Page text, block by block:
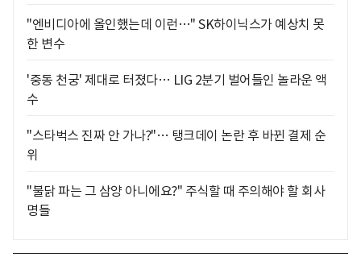
"엔비디아에 올인했는데 이런…" SK하이닉스가 예상치 못
한 변수
'중동 천궁' 제대로 터졌다… LIG 2분기 벌어들인 놀라운 액
수
"스타벅스 진짜 안 가나?"… 탱크데이 논란 후 바뀐 결제 순
위
"불닭 파는 그 삼양 아니에요?" 주식할 때 주의해야 할 회사
명들